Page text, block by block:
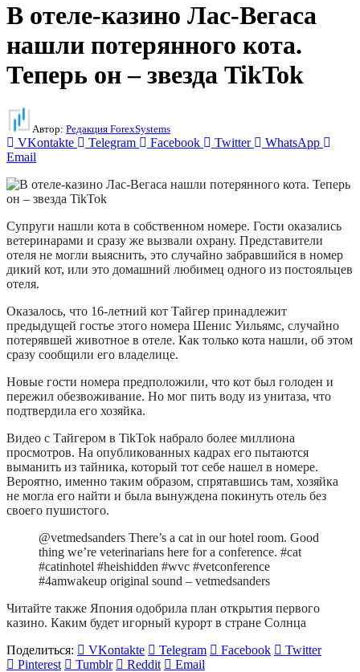
В отеле-казино Лас-Вегаса
нашли потерянного кота.
Теперь он – звезда TikTok
Автор: Редакция ForexSystems
VKontakte Telegram Facebook Twitter
WhatsApp
Email
Супруги нашли кота в собственном номере. Гости оказались
ветеринарами и сразу же вызвали охрану. Представители
отеля не могли выяснить, это случайно забравшийся в номер
дикий кот, или это домашний любимец одного из постояльцев
отеля.
Оказалось, что 16-летний кот Тайгер принадлежит
предыдущей гостье этого номера Шенис Уильямс, случайно
потерявшей животное в отеле. Как только кота нашли, об этом
сразу сообщили его владелице.
Новые гости номера предположили, что кот был голоден и
пережил обезвоживание. Но мог пить воду из унитаза, что
подтвердила его хозяйка.
Видео с Тайгером в TikTok набрало более миллиона
просмотров. На опубликованных кадрах его пытаются
выманить из тайника, который тот себе нашел в номере.
Вероятно, именно таким образом, спрятавшись там, хозяйка
не могла его найти и была вынуждена покинуть отель без
своего пушистого.
@vetmedsanders There’s a cat in our hotel room. Good
thing we’re veterinarians here for a conference. #cat
#catinhotel #heishidden #wvc #vetconference
#4amwakeup original sound – vetmedsanders
Читайте также Япония одобрила план открытия первого
казино. Каким будет игорный курорт в стране Солнца
Поделиться:
VKontakte Telegram Facebook
Twitter
Pinterest
Tumblr Reddit Email